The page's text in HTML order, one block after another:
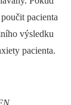
pacienta
výsledku
pacienta.